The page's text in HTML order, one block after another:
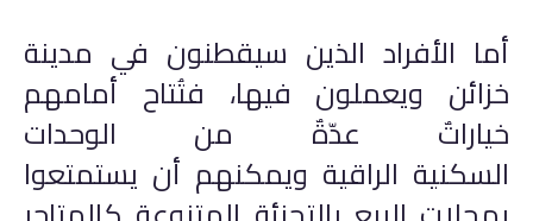
أما الأفراد الذين سيقطنون في مدينة
خزائن ويعملون فيها، فتُتاح أمامهم
خياراتٌ عدّةٌ من الوحدات
السكنية الراقية ويمكنهم أن يستمتعوا